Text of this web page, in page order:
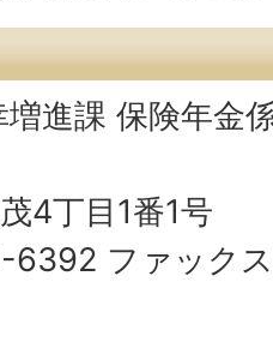
進課 保険年金
4丁目1番1号
6392 ファック